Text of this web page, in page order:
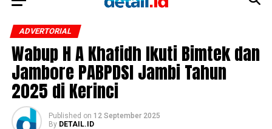
ADVERTORIAL
Wabup H A Khafidh Ikuti Bimtek dan
Jambore PABPDSI Jambi Tahun
2025 di Kerinci
Published on 12 September 2025
By DETAIL.ID